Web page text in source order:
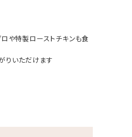
や特製ローストチキンも食
りいただけます